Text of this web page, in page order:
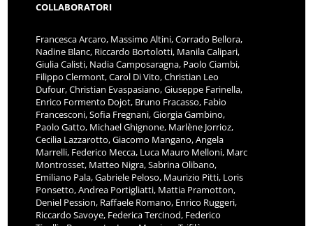
COLLABORATORI
Francesca Arcaro, Massimo Altini, Corrado Bellora,
Nadine Blanc, Riccardo Bortolotti, Manila Calipari,
Giulia Calisti, Nadia Camposaragna, Paolo Ciambi,
Filippo Clermont, Carol Di Vito, Christian Leo
Dufour, Christian Evaspasiano, Giuseppe Farinella,
Enrico Formento Dojot, Bruno Fracasso, Fabio
Francesconi, Sofia Fregnani, Giorgia Gambino,
Paolo Gatto, Michael Ghignone, Marlène Jorrioz,
Cecilia Lazzarotto, Giacomo Mangano, Angela
Marrelli, Federico Mecca, Luca Mauro Melloni, Marc
Montrosset, Matteo Nigra, Sabrina Olibano,
Emiliano Pala, Gabriele Peloso, Maurizio Pitti, Loris
Ponsetto, Andrea Portigliatti, Mattia Pramotton,
Deniel Pession, Raffaele Romano, Enrico Ruggeri,
Riccardo Savoye, Federica Tercinod, Federico